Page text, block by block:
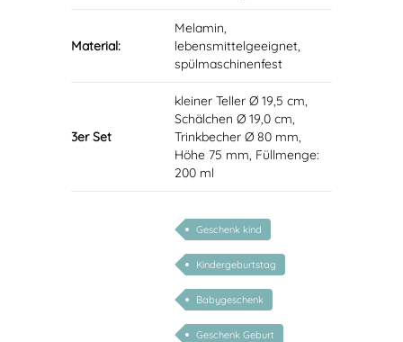
Material:
Melamin,
lebensmittelgeeignet,
spülmaschinenfest
3er Set
kleiner Teller Ø 19,5 cm,
Schälchen Ø 19,0 cm,
Trinkbecher Ø 80 mm,
Höhe 75 mm, Füllmenge:
200 ml
Geschenk kind
Kindergeburtstag
Babygeschenk
Geschenk Geburt